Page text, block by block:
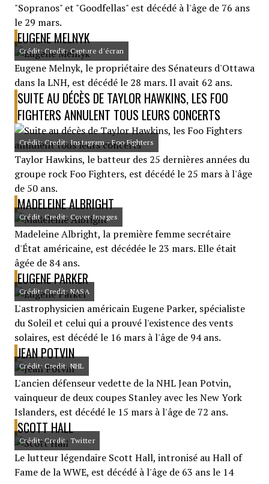
"Sopranos" et "Goodfellas" est décédé à l'âge de 76 ans
le 29 mars.
EUGENE MELNYK
Crédit: Credit: Capture d'écran
Eugene Melnyk, le propriétaire des Sénateurs d'Ottawa
dans la LNH, est décédé le 28 mars. Il avait 62 ans.
SUITE AU DÉCÈS DE TAYLOR HAWKINS, LES FOO
FIGHTERS ANNULENT TOUS LEURS CONCERTS
Crédit: Credit: Instagram - Foo Fighters
Taylor Hawkins, le batteur des 25 dernières années du
groupe rock Foo Fighters, est décédé le 25 mars à l'âge
de 50 ans.
MADELEINE ALBRIGHT
Crédit: Credit: Cover Images
Madeleine Albright, la première femme secrétaire
d'État américaine, est décédée le 23 mars. Elle était
âgée de 84 ans.
EUGENE PARKER
Crédit: Credit: NASA
L'astrophysicien américain Eugene Parker, spécialiste
du Soleil et celui qui a prouvé l'existence des vents
solaires, est décédé le 16 mars à l'âge de 94 ans.
JEAN POTVIN
Crédit: Credit: NHL
L'ancien défenseur vedette de la NHL Jean Potvin,
vainqueur de deux coupes Stanley avec les New York
Islanders, est décédé le 15 mars à l'âge de 72 ans.
SCOTT HALL
Crédit: Credit: Twitter
Le lutteur légendaire Scott Hall, intronisé au Hall of
Fame de la WWE, est décédé à l'âge de 63 ans le 14